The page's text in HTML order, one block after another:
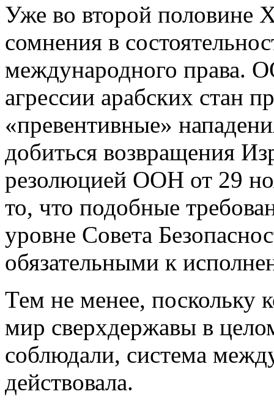
Уже во второй половине
сомнения в
международного права.
агрессии арабских стан
«превентивные»
добиться возвращения
резолюцией ООН от 29
то, что подобные
уровне Совета
обязательными к
Тем не менее, поскольку
мир сверхдержавы в
соблюдали, система
действовала.